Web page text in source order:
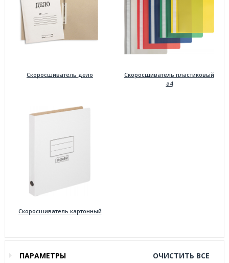
Скоросшиватель дело
Скоросшиватель пластиковый
а4
Скоросшиватель картонный
ПАРАМЕТРЫ ОЧИСТИТЬ ВСЕ